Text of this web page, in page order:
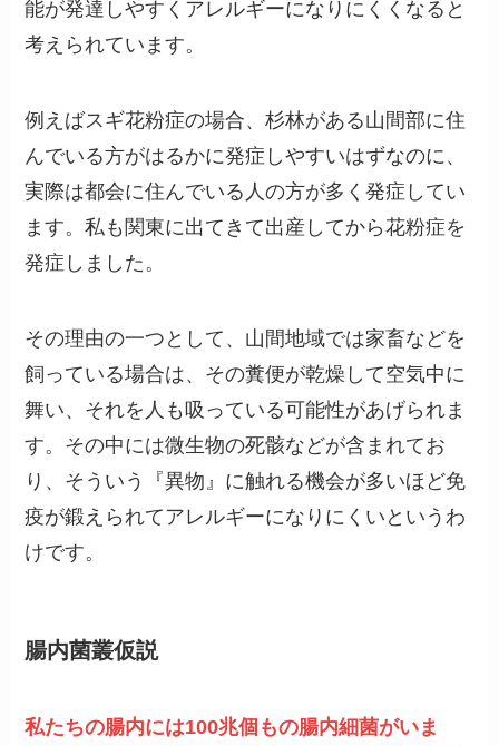
能が発達しやすくアレルギーになりにくくなると
考えられています。
例えばスギ花粉症の場合、杉林がある山間部に住
んでいる方がはるかに発症しやすいはずなのに、
実際は都会に住んでいる人の方が多く発症してい
ます。私も関東に出てきて出産してから花粉症を
発症しました。
その理由の一つとして、山間地域では家畜などを
飼っている場合は、その糞便が乾燥して空気中に
舞い、それを人も吸っている可能性があげられま
す。その中には微生物の死骸などが含まれてお
り、そういう『異物』に触れる機会が多いほど免
疫が鍛えられてアレルギーになりにくいというわ
けです。
腸内菌叢仮説
私たちの腸内には100兆個もの腸内細菌がいま